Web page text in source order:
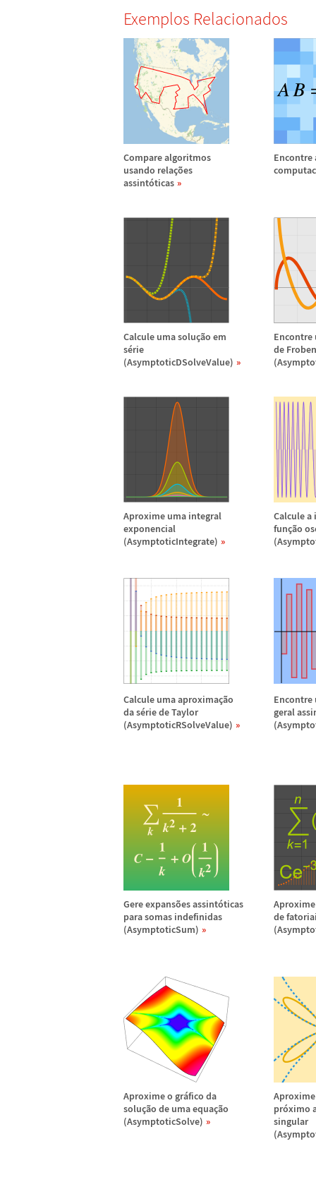
Exemplos Relacionados
Compare algoritmos
usando relações
assintóticas
Encontre
Calcule uma solução em
série
(AsymptoticDSolveValue)
Encontre
de
Aproxime uma integral
exponencial
(AsymptoticIntegrate)
Calcule a
função
Calcule uma aproximação
da série de Taylor
(AsymptoticRSolveValue)
Encontre
geral
Gere expansões assintóticas
para somas indefinidas
(AsymptoticSum)
de
Aproxime o gráfico da
solução de uma equação
(AsymptoticSolve)
próximo
singular